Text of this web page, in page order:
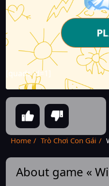
[quads id=1]
Home Trò Chơi Con Gái
About game «